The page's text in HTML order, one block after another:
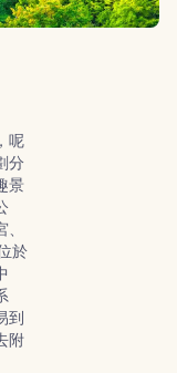
呢
分
景
於
到
附